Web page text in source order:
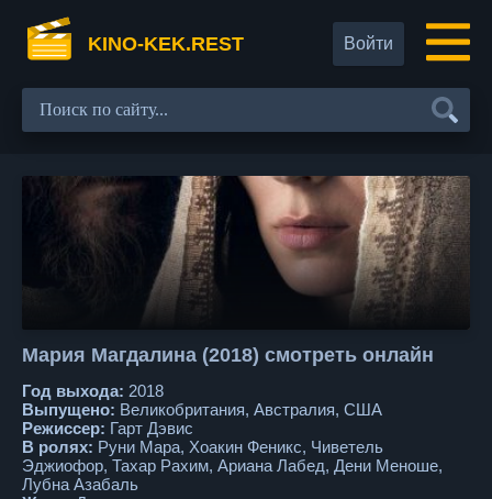
KINO-KEK.REST Войти
Мария Магдалина (2018) смотреть онлайн
Год выхода: 2018
Выпущено: Великобритания, Австралия, США
Режиссер: Гарт Дэвис
В ролях: Руни Мара, Хоакин Феникс, Чиветель
Эджиофор, Тахар Рахим, Ариана Лабед, Дени Меноше,
Лубна Азабаль